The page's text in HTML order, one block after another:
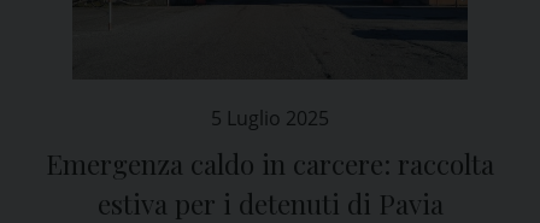
5 Luglio 2025
Emergenza caldo in carcere: raccolta
estiva per i detenuti di Pavia